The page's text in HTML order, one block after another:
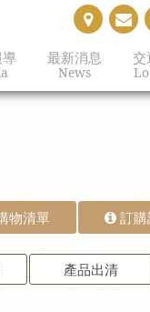
最新消息
News
交
物清單 訂購
產品出清